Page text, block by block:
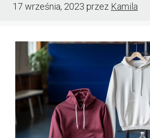
17 września, 2023 przez Kamila